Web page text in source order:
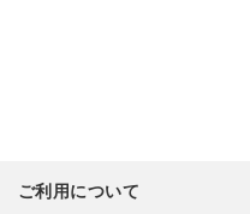
ご利用について